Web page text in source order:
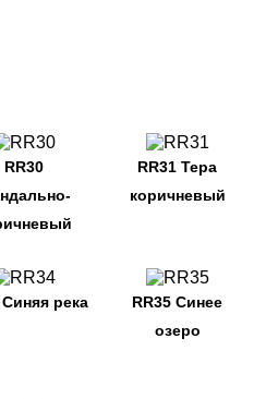
RR30
RR31 Тера
коричневый
Синяя река
RR35 Синее
озеро